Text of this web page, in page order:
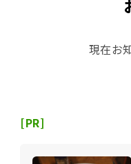
現在お
[PR]